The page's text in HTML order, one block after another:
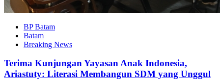
BP Batam
Batam
Breaking News
Terima Kunjungan Yayasan Anak Indonesia,
Ariastuty: Literasi Membangun SDM yang Unggul